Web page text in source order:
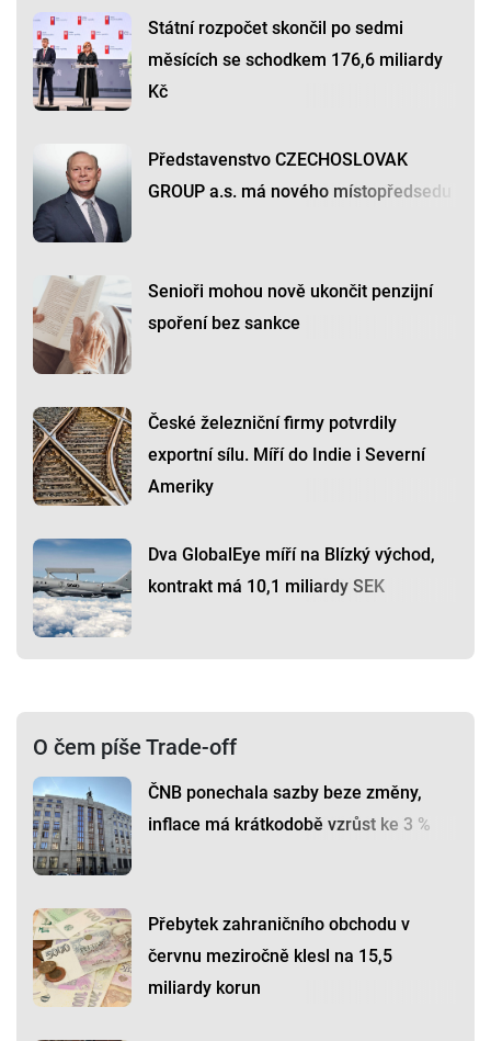
Státní rozpočet skončil po sedmi
měsících se schodkem 176,6 miliardy
Kč
Představenstvo CZECHOSLOVAK
GROUP a.s. má nového místopředsedu
Senioři mohou nově ukončit penzijní
spoření bez sankce
České železniční firmy potvrdily
exportní sílu. Míří do Indie i Severní
Ameriky
Dva GlobalEye míří na Blízký východ,
kontrakt má 10,1 miliardy SEK
O čem píše Trade-off
ČNB ponechala sazby beze změny,
inflace má krátkodobě vzrůst ke 3 %
Přebytek zahraničního obchodu v
červnu meziročně klesl na 15,5
miliardy korun